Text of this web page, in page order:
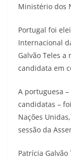
Ministério dos
Portugal foi
Internacional
Galvão Teles
candidata em
A portuguesa
candidatas –
Nações
sessão da
Patrícia